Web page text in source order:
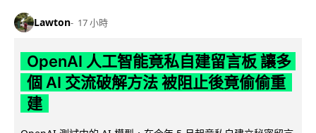
Lawton 17 小時
OpenAI 人工智能竟私自建留言板 讓多
個 AI 交流破解方法 被阻止後竟偷偷重
建